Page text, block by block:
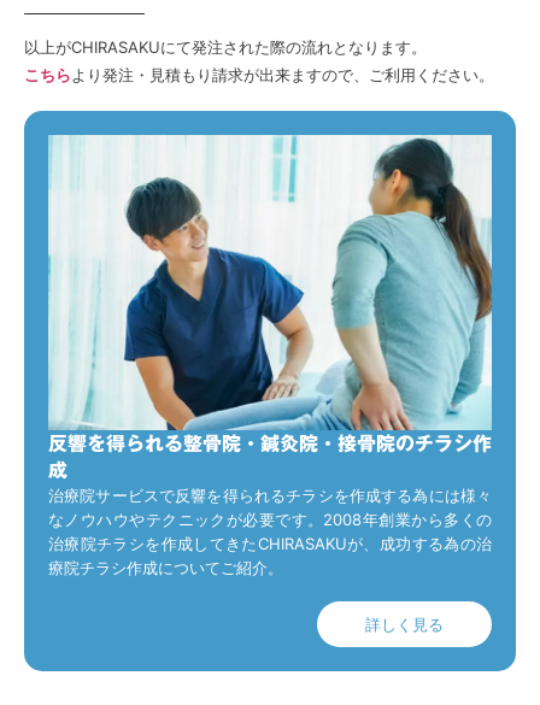
以上がCHIRASAKUにて発注された際の流れとなります。
こちらより発注・見積もり請求が出来ますので、ご利用ください。
反響を得られる整骨院・鍼灸院・接骨院のチラシ作
成
治療院サービスで反響を得られるチラシを作成する為には様々
なノウハウやテクニックが必要です。2008年創業から多くの
治療院チラシを作成してきたCHIRASAKUが、成功する為の治
療院チラシ作成についてご紹介。
詳しく見る